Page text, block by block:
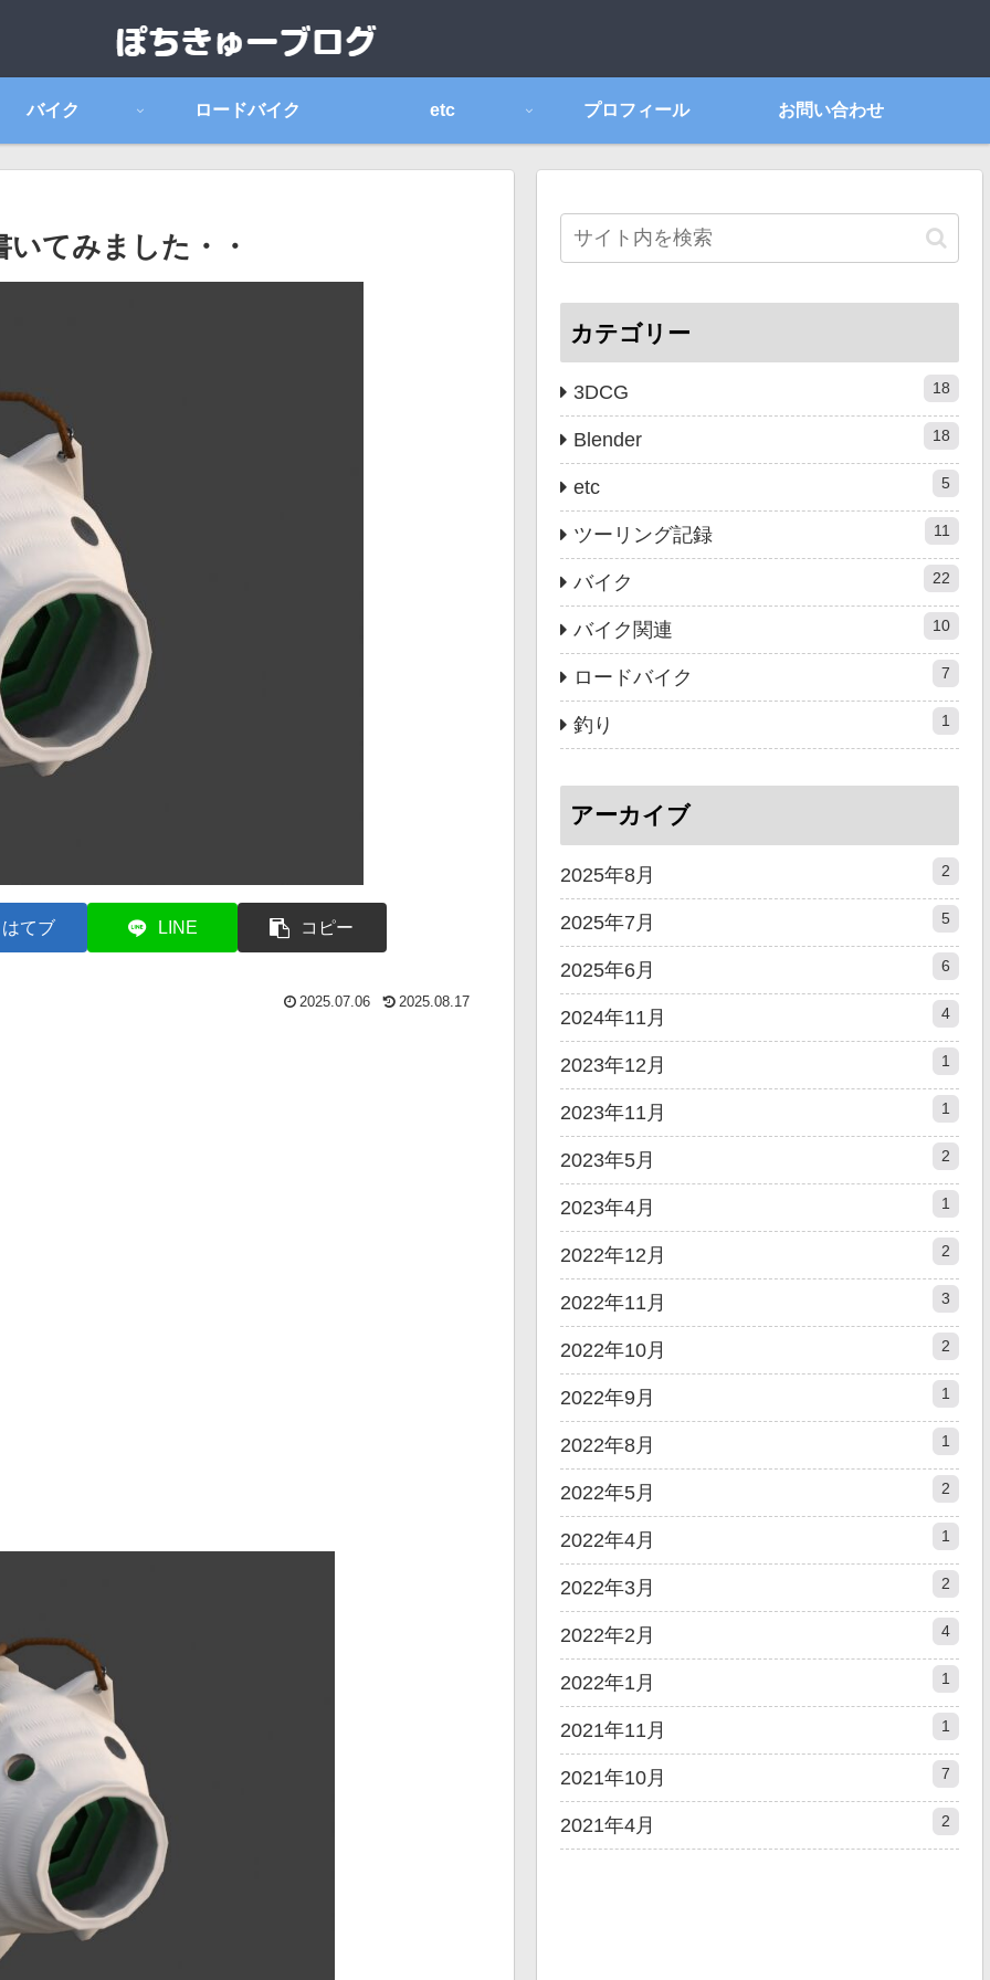
バイク ロードバイク etc プロフィール お問い合わせ
てみました・・
はてブ LINE コピー
2025.07.06 2025.08.17
カテゴリー
3DCG 18
Blender 18
etc 5
ツーリング記録 11
バイク 22
バイク関連 10
ロードバイク 7
釣り 1
アーカイブ
2025年8月 2
2025年7月 5
2025年6月 6
2024年11月 4
2023年12月 1
2023年11月 1
2023年5月 2
2023年4月 1
2022年12月 2
2022年11月 3
2022年10月 2
2022年9月 1
2022年8月 1
2022年5月 2
2022年4月 1
2022年3月 2
2022年2月 4
2022年1月 1
2021年11月 1
2021年10月 7
2021年4月 2